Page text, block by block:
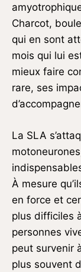
Charcot,
qui en sont
mois qui lui
mieux faire
rare, ses
La SLA
À mesure
en force et
plus difficiles
personnes
peut survenir
plus souvent